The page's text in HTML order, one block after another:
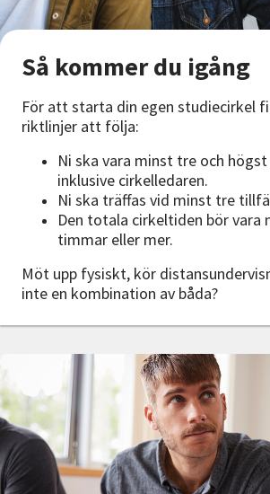
Så kommer du igång
För att starta din egen studiecirkel
riktlinjer att följa:
Ni ska vara minst tre och
inklusive cirkelledaren.
Ni ska träffas vid minst tre
Den totala cirkeltiden bör vara
timmar eller mer.
Möt upp fysiskt, kör
inte en kombination av båda?